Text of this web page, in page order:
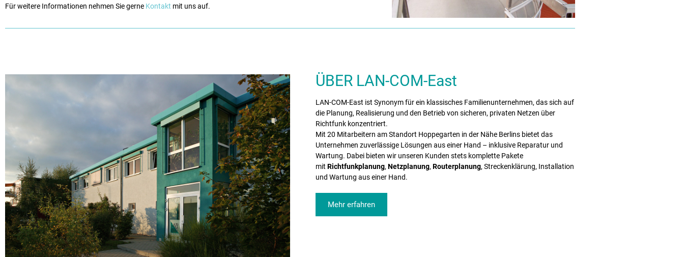
Für weitere Informationen nehmen Sie gerne Kontakt mit uns auf.
ÜBER LAN-COM-East
LAN-COM-East ist Synonym für ein klassisches Familienunternehmen, das sich auf
die Planung, Realisierung und den Betrieb von sicheren, privaten Netzen über
Richtfunk konzentriert.
Mit 20 Mitarbeitern am Standort Hoppegarten in der Nähe Berlins bietet das
Unternehmen zuverlässige Lösungen aus einer Hand – inklusive Reparatur und
Wartung. Dabei bieten wir unseren Kunden stets komplette Pakete
mit Richtfunkplanung, Netzplanung, Routerplanung, Streckenklärung, Installation
und Wartung aus einer Hand.
Mehr erfahren